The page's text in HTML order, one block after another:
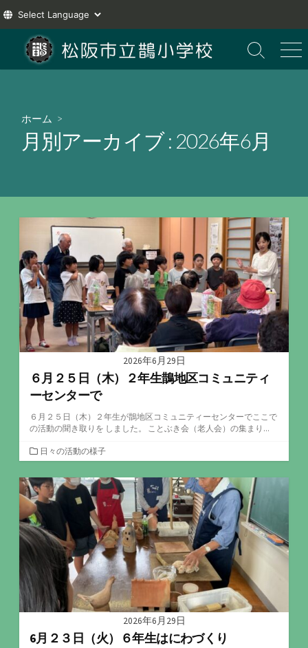
テ
検
索
メ
ニ
ホーム >
月別アーカイブ : 2026年6月
2026年6月29日
６月２５日（木）２年生鵲地区コミュニティ
ーセンターで
６月２５日（木）２年生が鵲地区コミュニティーセンターでここで
の活動の聞き取りを しました。 ことぶき会（老人会）の集まり...
カ
テ
ゴ
リ
ー
日々の活動の様子
2026年6月29日
6月２３日（火）６年生はにわづくり